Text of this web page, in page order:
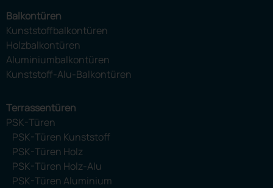
Balkontüren
Kunststoffbalkontüren
Holzbalkontüren
Aluminiumbalkontüren
Kunststoff-Alu-Balkontüren
Terrassentüren
PSK-Türen
PSK-Türen Kunststoff
PSK-Türen Holz
PSK-Türen Holz-Alu
PSK-Türen Aluminium